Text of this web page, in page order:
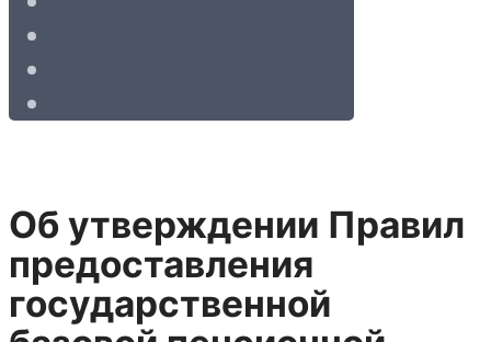
Об утверждении Правил
предоставления
государственной